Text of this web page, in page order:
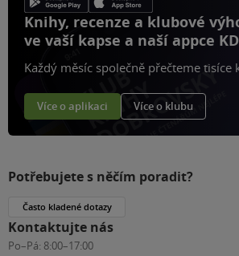
Knihy, recenze a klubové
ve vaší kapse a naší appce
Každý měsíc společně přečteme tisíce
Více o aplikaci Více o klubu
Potřebujete s něčím poradit?
Často kladené dotazy
Kontaktujte nás
Po–Pá: 8:00–17:00